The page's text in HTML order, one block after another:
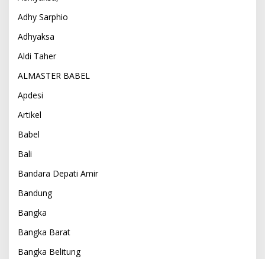
Adhy Sarphio
Adhyaksa
Aldi Taher
ALMASTER BABEL
Apdesi
Artikel
Babel
Bali
Bandara Depati Amir
Bandung
Bangka
Bangka Barat
Bangka Belitung